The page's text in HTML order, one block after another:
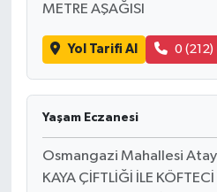
METRE AŞAĞISI
Yol Tarifi Al 0 (212)
Yaşam Eczanesi
Osmangazi Mahallesi
KAYA ÇİFTLİĞİ İLE